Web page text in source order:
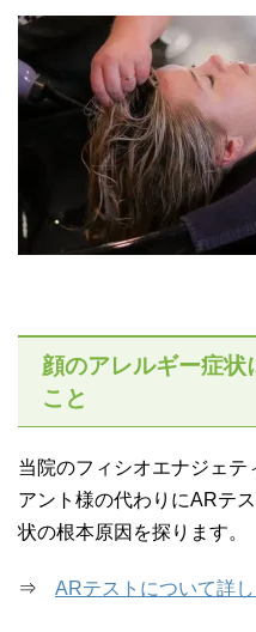
顔のアレルギー症状
こと
当院のフィシオエナジェテ
アント様の代わりにARテ
状の根本原因を探ります。
⇒ ARテストについて詳